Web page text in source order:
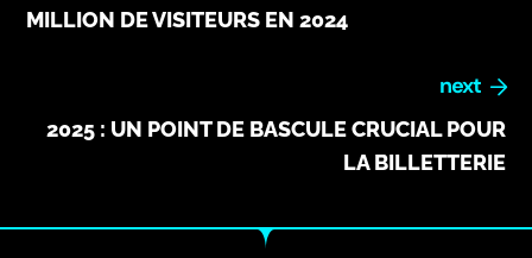
MILLION DE VISITEURS EN 2024
next
2025 : UN POINT DE BASCULE CRUCIAL POUR
LA BILLETTERIE